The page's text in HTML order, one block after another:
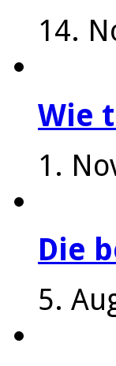
14.
Wie
1.
Die
5.